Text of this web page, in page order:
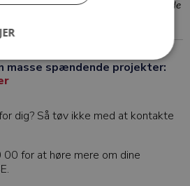
at du kan kommunikere på dansk både
masse spændende projekter:
dig? Så tøv ikke med at kontakte
for at høre mere om dine